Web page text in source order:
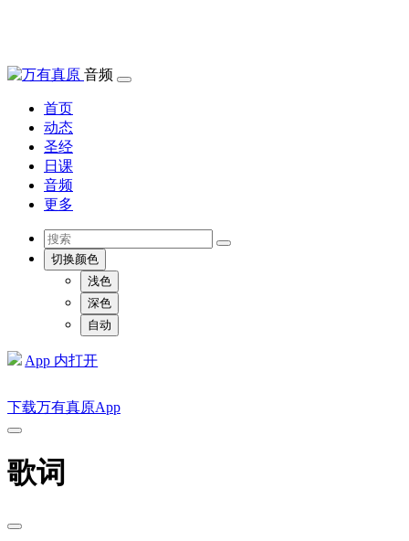
音频
首页
动态
圣经
日课
音频
更多
切换颜色
浅色
深色
自动
App 内打开
下载万有真原App
歌词